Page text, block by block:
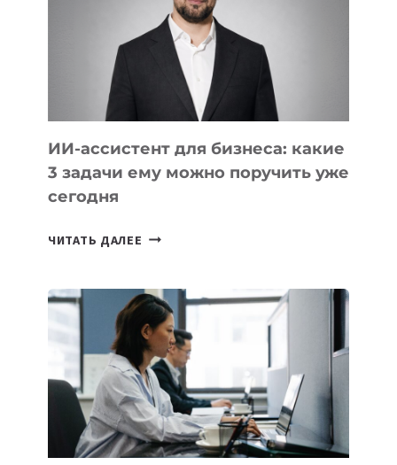
ТЕХНОЛОГИЧЕСКОЕ
ОБРАЗОВАНИЕ
ТАДЖИКИСТАНА
ИИ-ассистент для бизнеса: какие
3 задачи ему можно поручить уже
сегодня
ЧИТАТЬ ДАЛЕЕ ИИ-
БИЗНЕСА:
КАКИЕ
3
ЗАДАЧИ
ЕМУ
МОЖНО
ПОРУЧИТЬ
УЖЕ